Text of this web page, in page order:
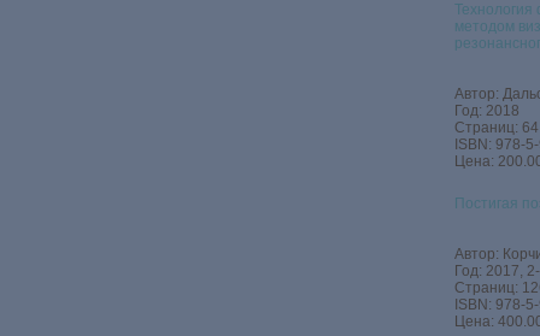
Технология
методом
Автор:
Год: 2018
Страниц: 64
ISBN: 978-
Цена:
Постигая
Автор:
Год: 2017,
Страниц:
ISBN: 978-
Цена: